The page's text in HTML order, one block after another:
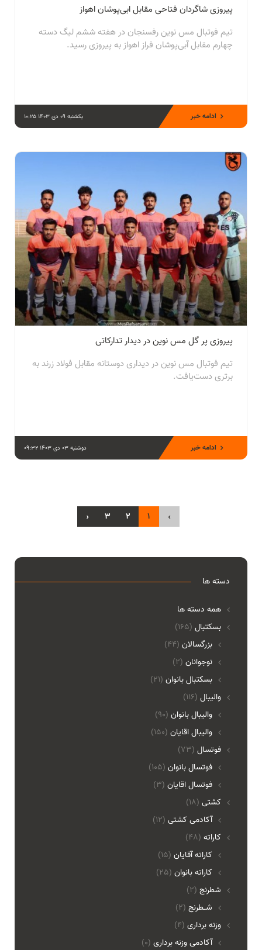
پیروزی شاگردان فتاحی مقابل ابی‌پوشان اهواز
تیم فوتبال مس نوین رفسنجان در هفته ششم لیگ دسته
چهارم مقابل آبی‌پوشان فراز اهواز به پیروزی رسید.
یکشنبه 09 دی 1403 10:25 ادامه خبر
پیروزی پر گل مس نوین در دیدار تدارکاتی
تیم فوتبال مس نوین در دیداری دوستانه مقابل فولاد زرند به
برتری دست‌یافت.
دوشنبه 03 دی 1403 09:32 ادامه خبر
‹
1
2
3
›
دسته ها
همه دسته ها
(165) بسکتبال
بزرگسالان (44)
نوجوانان (2)
بسکتبال بانوان (21)
(116) والیبال
واليبال بانوان (90)
واليبال اقايان (150)
(73) فوتسال
فوتسال بانوان (105)
فوتسال اقايان (3)
(18) کشتی
آکادمی کشتی (12)
(48) کاراته
کاراته آقایان (15)
کاراته بانوان (25)
(2) شطرنج
شـطرنج (2)
(4) وزنه برداری
آکادمی وزنه برداری (0)